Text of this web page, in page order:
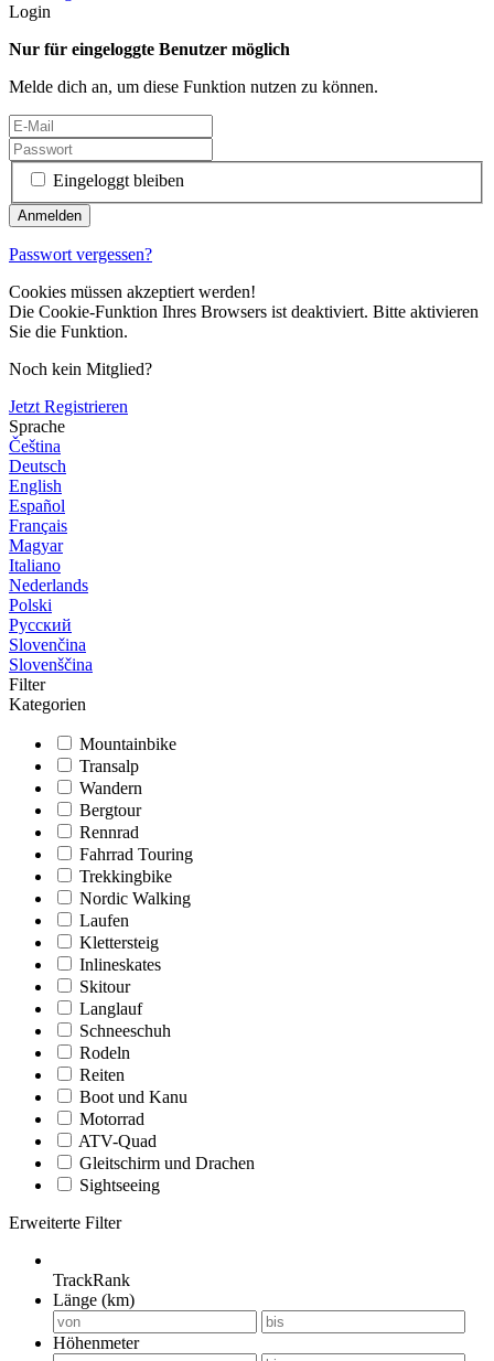
Login
Nur für eingeloggte Benutzer möglich
Melde dich an, um diese Funktion nutzen zu können.
Eingeloggt bleiben
Passwort vergessen?
Cookies müssen akzeptiert werden!
Die Cookie-Funktion Ihres Browsers ist deaktiviert. Bitte aktivieren
Sie die Funktion.
Noch kein Mitglied?
Jetzt Registrieren
Sprache
Čeština
Deutsch
English
Español
Français
Magyar
Italiano
Nederlands
Polski
Русский
Slovenčina
Slovenščina
Filter
Kategorien
Mountainbike
Transalp
Wandern
Bergtour
Rennrad
Fahrrad Touring
Trekkingbike
Nordic Walking
Laufen
Klettersteig
Inlineskates
Skitour
Langlauf
Schneeschuh
Rodeln
Reiten
Boot und Kanu
Motorrad
ATV-Quad
Gleitschirm und Drachen
Sightseeing
Erweiterte Filter
TrackRank
Länge (km)
Höhenmeter